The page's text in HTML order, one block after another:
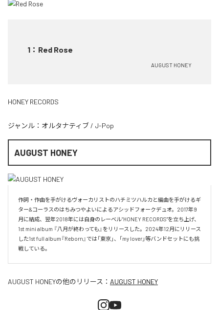
1 ： Red Rose
AUGUST HONEY
HONEY RECORDS
ジャンル： オルタナティブ / J-Pop
AUGUST HONEY
作詞・作曲を手がけるヴォーカリストのハチミツハルカと編曲を手がけるギ
ター&コーラスのはちみつやよいによるアシッドフォークデュオ。2017年9
月に結成、翌年2018年には自身のレーベル”HONEY RECORDS"を立ち上げ、
1st mini album 『八月が終わっても』をリリースした。2024年12月にリリース
した1st full album『Reborn』では「東京」、「my lover」等バンドセットにも挑
戦している。
AUGUST HONEYの他のリリース： AUGUST HONEY